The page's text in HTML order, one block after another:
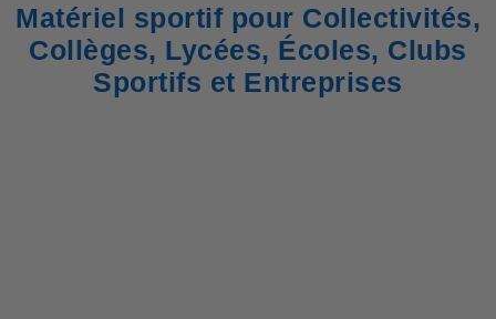
Matériel sportif pour Collectivités,
Collèges, Lycées, Écoles, Clubs
Sportifs et Entreprises